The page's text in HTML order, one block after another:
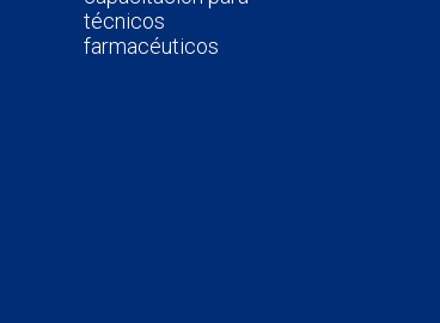
técnicos
farmacéuticos